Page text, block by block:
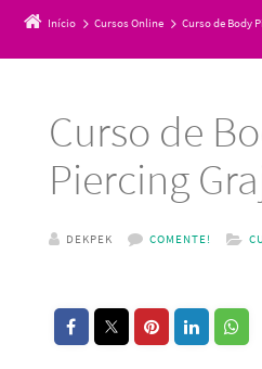
Início Cursos Online Curso de Body
Curso de
Piercing
DEKPEK COMENTE!